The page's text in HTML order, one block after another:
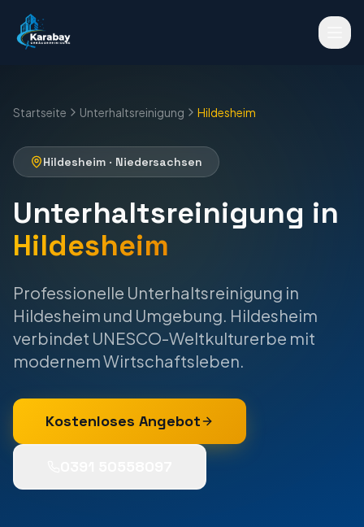
Startseite Unterhaltsreinigung Hildesheim
Hildesheim · Niedersachsen
Unterhaltsreinigung in
Hildesheim
Professionelle Unterhaltsreinigung in
Hildesheim und Umgebung. Hildesheim
verbindet UNESCO-Weltkulturerbe mit
modernem Wirtschaftsleben.
Kostenloses Angebot